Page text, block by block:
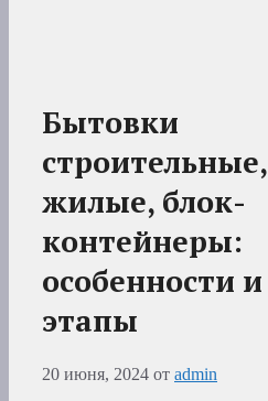
Бытовки
строительные,
жилые, блок-
контейнеры:
особенности и
этапы
20 июня, 2024 от admin